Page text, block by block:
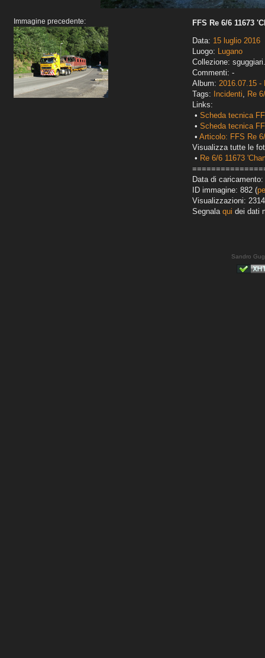
Immagine precedente:
FFS Re 6/6 11673
Data: 15 luglio 2016
Luogo: Lugano
Collezione:
Commenti: -
Album: 2016.07.15 -
Tags:
Incidenti, Re
Links:
• Scheda tecnica
• Scheda tecnica
• Articolo: FFS Re
Visualizza tutte le
• Re 6/6 11673
Data di caricamento:
ID immagine: 882 (
Visualizzazioni: 2314
Segnala qui dei dati
Sandro